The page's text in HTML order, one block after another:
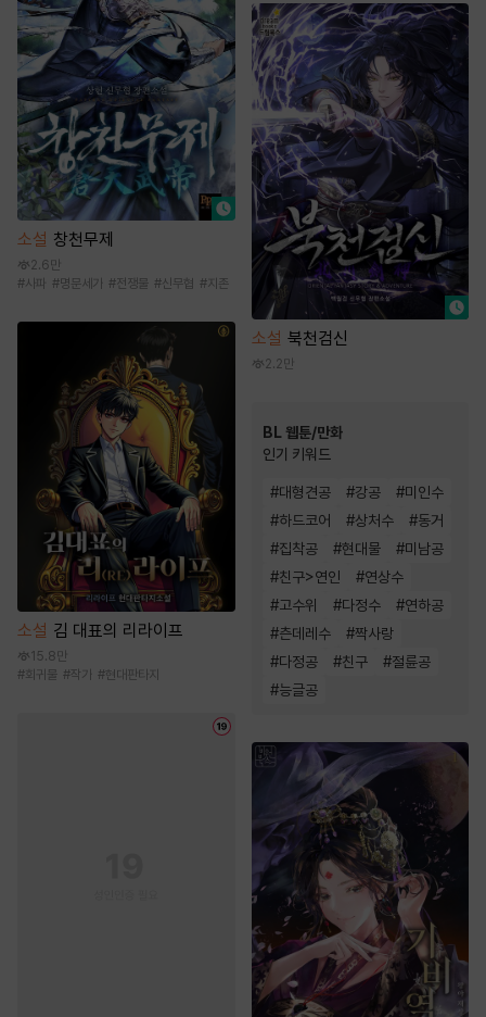
소설 창천무제
2.6만
#사파 #명문세가 #전쟁물 #신무협 #지존
소설 김 대표의 리라이프
15.8만
#회귀물 #작가 #현대판타지
소설 북천검신
2.2만
BL 웹툰/만화
인기 키워드
#대형견공 #강공 #미인수
#하드코어 #상처수 #동거
#집착공 #현대물 #미남공
#친구>연인 #연상수
#고수위 #다정수 #연하공
#츤데레수 #짝사랑
#다정공 #친구 #절륜공
#능글공